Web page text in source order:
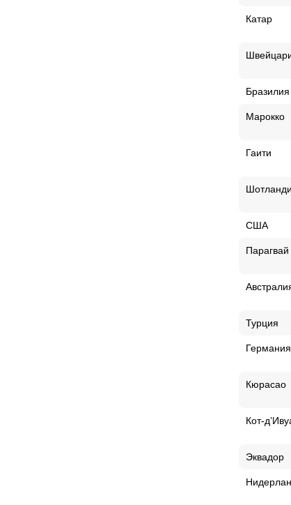
Катар
Бразилия
Марокко
Гаити
США
Парагвай
Турция
Германия
Кюрасао
Кот-
Эквадор